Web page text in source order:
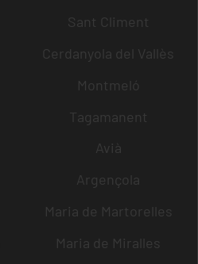
Sant Climent
Cerdanyola del Vallès
Montmeló
Tagamanent
Avià
Argençola
Maria de Martorelles
Maria de Miralles